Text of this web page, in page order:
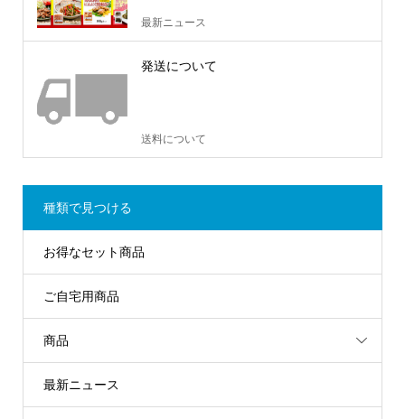
最新ニュース
発送について
送料について
種類で見つける
お得なセット商品
ご自宅用商品
商品
最新ニュース